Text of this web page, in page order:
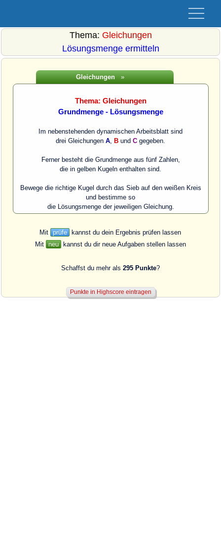
Gleichungen»
Thema: Gleichungen
Grundmenge - Lösungsmenge
Im nebenstehenden dynamischen Arbeitsblatt sind
drei Gleichungen A, B und C gegeben.
Ferner besteht die Grundmenge aus fünf Zahlen,
die in gelben Kugeln enthalten sind.
Bewege die richtige Kugel durch das Sieb auf den weißen Kreis
und bestimme so
die Lösungsmenge der jeweiligen Gleichung.
Mit prüfe kannst du dein Ergebnis prüfen lassen
Mit neu kannst du dir neue Aufgaben stellen lassen
Schaffst du mehr als 295 Punkte?
Thema: Gleichungen
Lösungsmenge ermitteln